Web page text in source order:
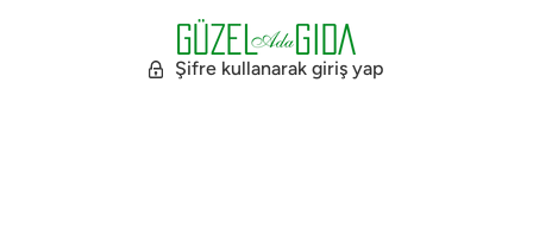
Şifre kullanarak giriş yap